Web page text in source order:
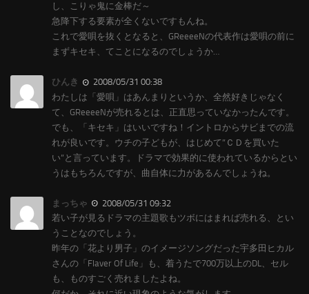
し、こりゃ鬼に金棒だ～
急降下する要素が全くないですもんね。
これで愛唄を抜くとなると、GReeeeNの代表作は愛唄の前に
まずキセキ、てことになるのでしょうか…
ひんき
2008/05/31 00:38
わたしは「愛唄」はあんまりというか、全然好きじゃなく
て、GReeeeNが売れるとは、正直思っていなかったんです。
でも、「キセキ」はいいですね！イントロからサビまでの流
れが良いです。ウチの子どもが、はじめて”ＣＤを買いた
い”と言っています。ドラマで効果的に使われているからとい
うはもちろんですが、曲自体に力があるんでしょうね。
まっちゃ
2008/05/31 09:32
若い子が見るドラマの主題歌もツボにはまれば売れる、とい
うことなのでしょう。
昨年の「花より男子」のイメージソングだった宇多田ヒカル
さんの「Flaver Of Life」も、着うたで700万以上のDL、セル
も、ものすごく売れましたよね。